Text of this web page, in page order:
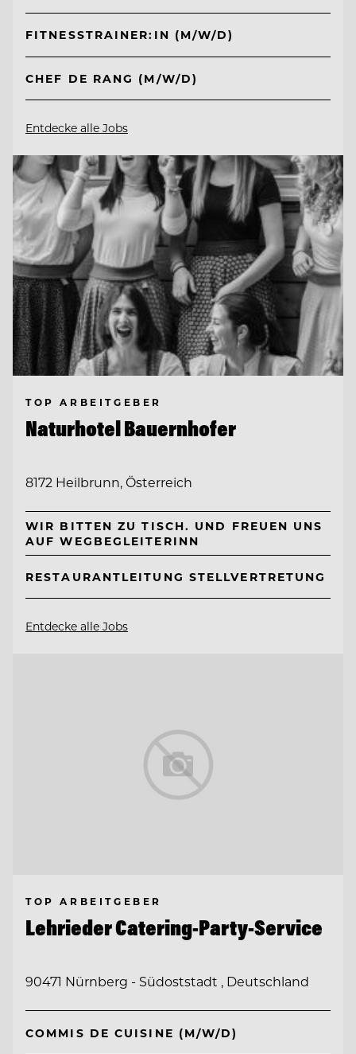
FITNESSTRAINER:IN (M/W/D)
CHEF DE RANG (M/W/D)
Entdecke alle Jobs
TOP ARBEITGEBER
Naturhotel Bauernhofer
8172 Heilbrunn, Österreich
WIR BITTEN ZU TISCH. UND FREUEN UNS
AUF WEGBEGLEITERINN
RESTAURANTLEITUNG STELLVERTRETUNG
Entdecke alle Jobs
TOP ARBEITGEBER
Lehrieder Catering-Party-Service
90471 Nürnberg - Südoststadt , Deutschland
COMMIS DE CUISINE (M/W/D)